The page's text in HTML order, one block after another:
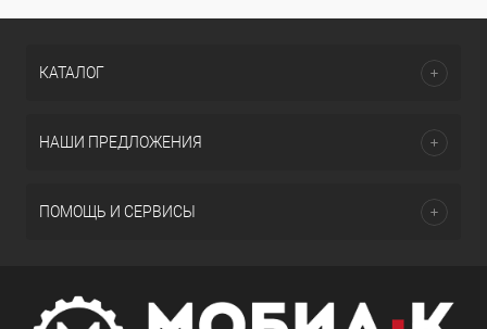
КАТАЛОГ
НАШИ ПРЕДЛОЖЕНИЯ
ПОМОЩЬ И СЕРВИСЫ